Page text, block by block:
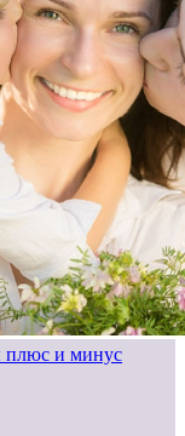
плюс и минус